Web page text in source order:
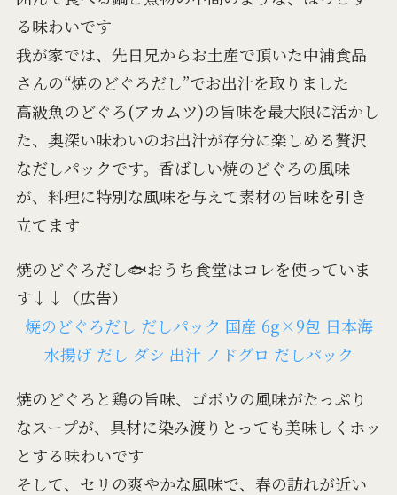
る味わいです
我が家では、先日兄からお土産で頂いた中浦食品
さんの“焼のどぐろだし”でお出汁を取りました
高級魚のどぐろ(アカムツ)の旨味を最大限に活かし
た、奥深い味わいのお出汁が存分に楽しめる贅沢
なだしパックです。香ばしい焼のどぐろの風味
が、料理に特別な風味を与えて素材の旨味を引き
立てます
焼のどぐろだし🐟おうち食堂はコレを使っていま
す↓↓（広告）
焼のどぐろだし だしパック 国産 6g×9包 日本海
水揚げ だし ダシ 出汁 ノドグロ だしパック
焼のどぐろと鶏の旨味、ゴボウの風味がたっぷり
なスープが、具材に染み渡りとっても美味しくホッ
とする味わいです
そして、セリの爽やかな風味で、春の訪れが近い